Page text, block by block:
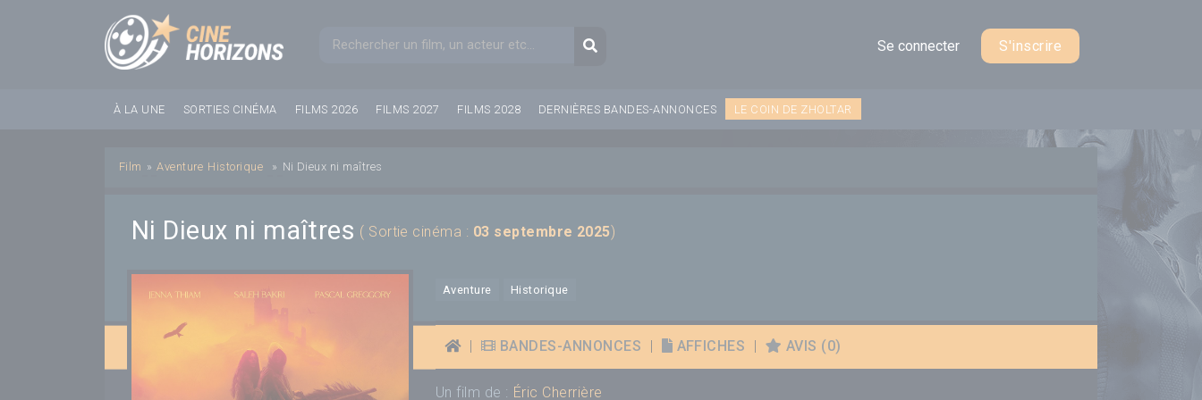
Formulaire de rechercheRecherche
Se connecter S'inscrire
À LA UNE SORTIES CINÉMA FILMS 2026 FILMS 2027 FILMS 2028 DERNIÈRES BANDES-ANNONCES LE COIN DE ZHOLTAR
Film » Aventure Historique » Ni Dieux ni maîtres
Ni Dieux ni maîtres ( Sortie cinéma : 03 septembre 2025)
Aventure Historique
BANDES-ANNONCES AFFICHES AVIS (0)
Un film de : Éric Cherrière
Panneau de gestion des cookies